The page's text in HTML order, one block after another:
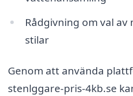
Rådgivning om val av
stilar
Genom att använda
stenlggare-pris-4kb.se